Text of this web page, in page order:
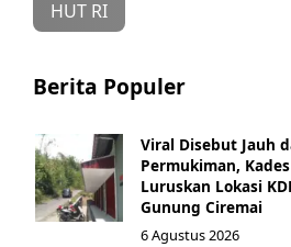
HUT RI
Berita Populer
Viral Disebut Jauh
Permukiman,
Luruskan Lokasi
Gunung Ciremai
6 Agustus 2026